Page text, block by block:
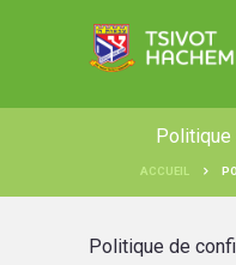
Politique
ACCUEIL
Politique de